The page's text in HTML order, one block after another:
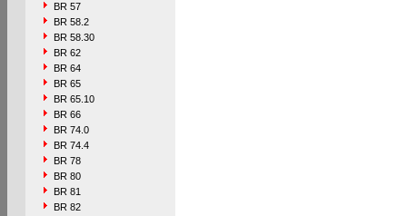
BR 57
BR 58.2
BR 58.30
BR 62
BR 64
BR 65
BR 65.10
BR 66
BR 74.0
BR 74.4
BR 78
BR 80
BR 81
BR 82